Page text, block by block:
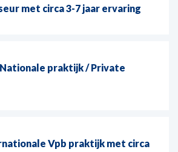
met circa 3-7 jaar ervaring
praktijk / Private
Vpb praktijk met circa